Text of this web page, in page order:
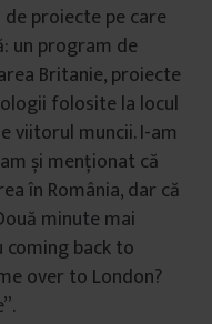
proiecte pe care
un program de
Britanie, proiecte
folosite la locul
viitorul muncii. I-am
și menționat că
în România, dar că
minute mai
coming back to
over to London?